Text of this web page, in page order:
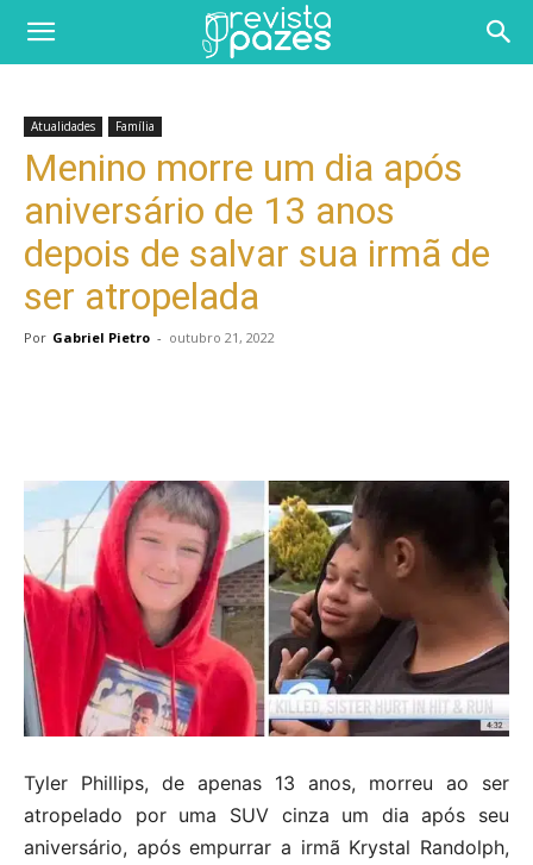
Atualidades Família
Menino morre um dia após
aniversário de 13 anos
depois de salvar sua irmã de
ser atropelada
Por Gabriel Pietro - outubro 21, 2022
Tyler Phillips, de apenas 13 anos, morreu ao ser
atropelado por uma SUV cinza um dia após seu
aniversário, após empurrar a irmã Krystal Randolph,